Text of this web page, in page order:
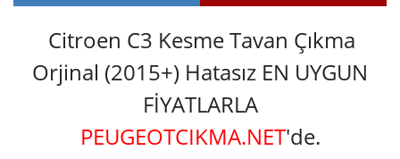
Citroen C3 Kesme Tavan Çıkma
Orjinal (2015+) Hatasız EN UYGUN
FİYATLARLA
PEUGEOTCIKMA.NET'de.